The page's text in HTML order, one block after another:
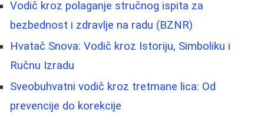
Vodič kroz polaganje stručnog ispita za
bezbednost i zdravlje na radu (BZNR)
Hvatač Snova: Vodič kroz Istoriju, Simboliku i
Ručnu Izradu
Sveobuhvatni vodič kroz tretmane lica: Od
prevencije do korekcije